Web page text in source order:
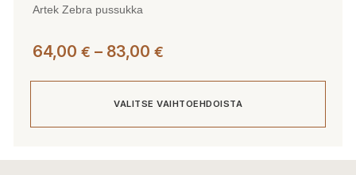
Artek Zebra pussukka
64,00 € – 83,00 €
83,00 €
VALITSE VAIHTOEHDOISTA